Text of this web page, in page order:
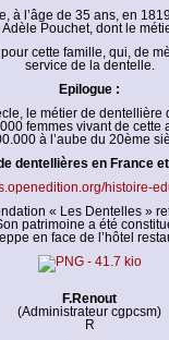
à l’âge de 35 ans, en
Pouchet, dont le
cette famille, qui, de
service de la dentelle.
Epilogue :
le métier de
femmes vivant de
à l’aube du 20ème
dentellières en France
histoire-
« Les Dentelles »
patrimoine a été
en face de l’hôtel
F.Renout
(Administrateur cgpcsm)
R